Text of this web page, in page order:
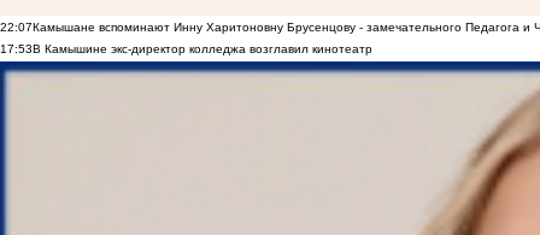
22:07Камышане вспоминают Инну Харитоновну Брусенцову - замечательного Педагога и
17:53В Камышине экс-директор колледжа возглавил кинотеатр